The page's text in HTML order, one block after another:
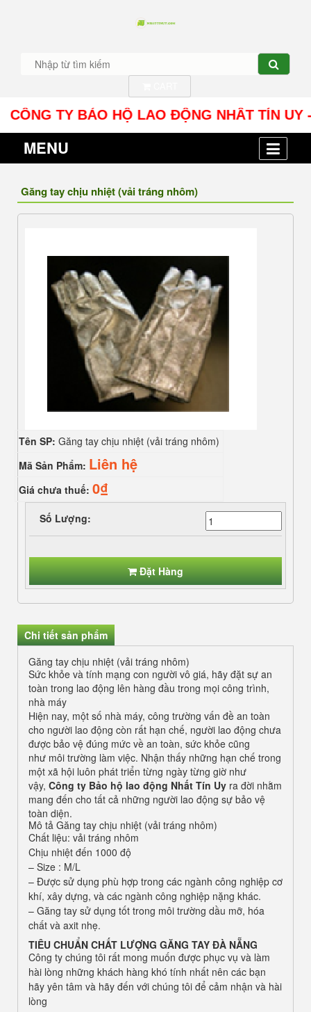
TY BẢO HỘ LAO ĐỘNG NHÂT TÍN UY -
MENU
Găng tay chịu nhiệt (vải tráng nhôm)
Tên SP: Găng tay chịu nhiệt (vải tráng nhôm)
Mã Sản Phẩm: Liên hệ
Giá chưa thuế: 0₫
Số Lượng:
Đặt Hàng
Chi tiết sản phẩm
Găng tay chịu nhiệt (vải tráng nhôm)
Sức khỏe và tính mạng con người vô giá, hãy đặt sự an
toàn trong lao động lên hàng đầu trong mọi công trình,
nhà máy
Hiện nay, một số nhà máy, công trường vấn đề an toàn
cho người lao động còn rất hạn chế, người lao động chưa
được bảo vệ đúng mức về an toàn, sức khỏe cũng
như môi trường làm việc. Nhận thấy những hạn chế trong
một xã hội luôn phát triển từng ngày từng giờ như
vậy, Công ty Bảo hộ lao động Nhất Tín Uy ra đời nhằm
mang đến cho tất cả những người lao động sự bảo vệ
toàn diện.
Mô tả Găng tay chịu nhiệt (vải tráng nhôm)
Chất liệu: vải tráng nhôm
Chịu nhiệt đến 1000 độ
– Size : M/L
– Được sử dụng phù hợp trong các ngành công nghiệp cơ
khí, xây dựng, và các ngành công nghiệp nặng khác.
– Găng tay sử dụng tốt trong môi trường dầu mỡ, hóa
chất và axit nhẹ.
TIÊU CHUẨN CHẤT LƯỢNG GĂNG TAY ĐÀ NẴNG
Công ty chúng tôi rất mong muốn được phục vụ và làm
hài lòng những khách hàng khó tính nhất nên các bạn
hãy yên tâm và hãy đến với chúng tôi để cảm nhận và hài
lòng